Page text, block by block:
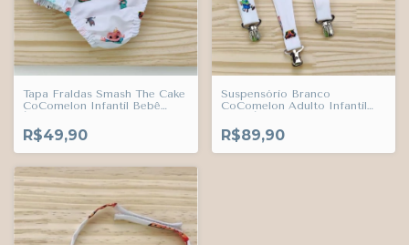
Tapa Fraldas Smash The Cake
CoComelon Infantil Bebê
R$49,90
Suspensório Branco
CoComelon Adulto Infantil
R$89,90